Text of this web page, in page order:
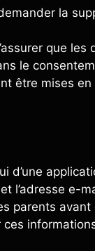
la
que
le
être mises
d’une
l’adresse e-
parents